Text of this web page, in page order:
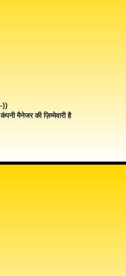
))
मैनेजर की ज़िम्मेवारी है